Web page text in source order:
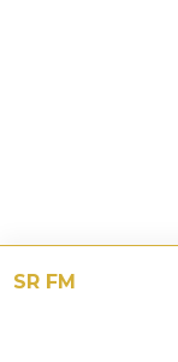
SR FM